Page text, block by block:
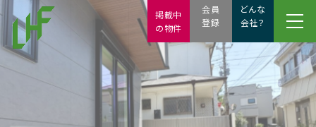
会員
登録
どんな
会社？
掲載中
の物件